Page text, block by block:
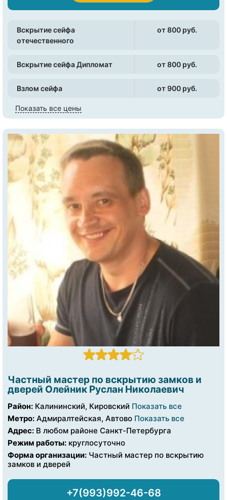
Вскрытие сейфа
отечественного
от 800 pуб.
Вскрытие сейфа Дипломат от 800 pуб.
Взлом сейфа от 900 pуб.
Показать все цены
Частный мастер по вскрытию замков и
дверей Олейник Руслан Николаевич
Район: Калининский, Кировский Показать все
Метро: Адмиралтейская, Автово Показать все
Адрес: В любом районе Санкт-Петербурга
Режим работы: круглосуточно
Форма организации: Частный мастер по вскрытию
замков и дверей
+7(993)992-46-68